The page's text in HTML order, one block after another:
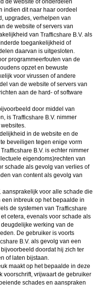
de website of onderdelen
indien dit naar haar oordeel
upgrades, verhelpen van
de website of servers van
van
als
toegankelijkheid of
daarvan is uitgesloten.
programmeerfouten van de
opzet en bewuste
voor virussen of andere
van de website of servers van
aan de hard- of software
door middel van
is
nimmer
in de website en de
te beveiligen tegen enige vorm
is echter nimmer
eigendoms)rechten van
schade als gevolg van verlies of
van content als gevolg van
aansprakelijk voor alle schade die
inbreuk op het bepaalde in
de systemen van
cetera, evenals voor schade als
werking van de
De gebruiker is voorts
als gevolg van een
doordat hij zich ter
of laten bijstaan.
maakt op het bepaalde in deze
voorschrift, vrijwaart de gebruiker
schades en aanspraken